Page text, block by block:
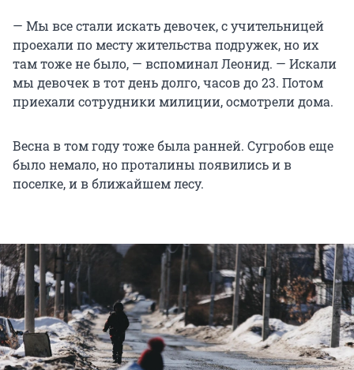
— Мы все стали искать девочек, с учительницей
проехали по месту жительства подружек, но их
там тоже не было, — вспоминал Леонид. — Искали
мы девочек в тот день долго, часов до 23. Потом
приехали сотрудники милиции, осмотрели дома.
Весна в том году тоже была ранней. Сугробов еще
было немало, но проталины появились и в
поселке, и в ближайшем лесу.